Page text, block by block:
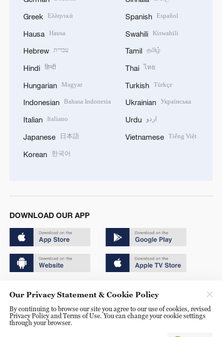
Greek Ελληνικά
Hausa Hausa
Hebrew עברית
Hindi हिन्दी
Hungarian Magyar
Indonesian Bahasa Indonesia
Italian Italiano
Japanese 日本語
Korean 한국어
Spanish Español
Swahili Kiswahili
Tamil தமிழ்
Thai ไทย
Turkish Türkçe
Ukrainian Українська
Urdu اردو
Vietnamese Tiếng Việt
DOWNLOAD OUR APP
京ICP备20000184号
京公网安备 11010502050052号
Our Privacy Statement & Cookie Policy
By continuing to browse our site you agree to our use of cookies, revised
Privacy Policy and Terms of Use. You can change your cookie settings
through your browser.